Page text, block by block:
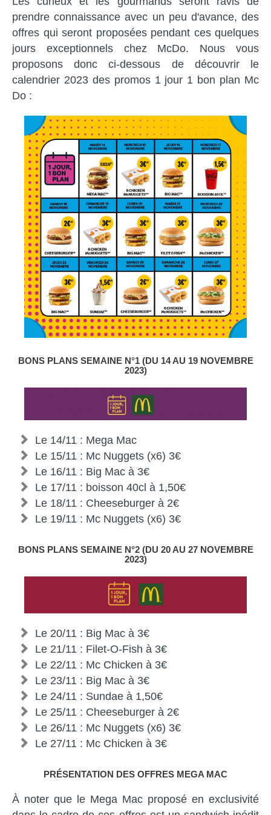
prendre connaissance avec un peu d'avance, des
offres qui seront proposées pendant ces quelques
jours exceptionnels chez McDo. Nous vous
proposons donc ci-dessous de découvrir le
calendrier 2023 des promos 1 jour 1 bon plan Mc
Do :
BONS PLANS SEMAINE N°1 (DU 14 AU 19 NOVEMBRE
2023)
Le 14/11 : Mega Mac
Le 15/11 : Mc Nuggets (x6) 3€
Le 16/11 : Big Mac à 3€
Le 17/11 : boisson 40cl à 1,50€
Le 18/11 : Cheeseburger à 2€
Le 19/11 : Mc Nuggets (x6) 3€
BONS PLANS SEMAINE N°2 (DU 20 AU 27 NOVEMBRE
2023)
Le 20/11 : Big Mac à 3€
Le 21/11 : Filet-O-Fish à 3€
Le 22/11 : Mc Chicken à 3€
Le 23/11 : Big Mac à 3€
Le 24/11 : Sundae à 1,50€
Le 25/11 : Cheeseburger à 2€
Le 26/11 : Mc Nuggets (x6) 3€
Le 27/11 : Mc Chicken à 3€
PRÉSENTATION DES OFFRES MEGA MAC
À noter que le Mega Mac proposé en exclusivité